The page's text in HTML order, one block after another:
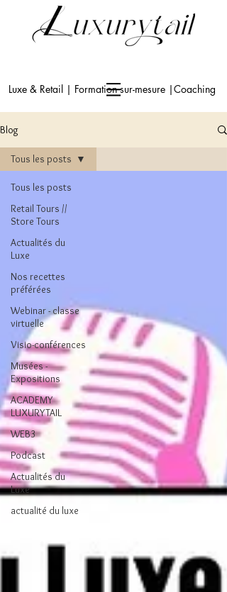
Luxe & Retail | Formation sur-mesure |Coaching
Blog
Tous les posts
Retail Tours //
Store Tours
Actualités du
Luxe
Nos recettes
préférées
Webinar - classe
virtuelle
Visio-conférences
Musées -
Expositions
ACADEMY
LUXURYTAIL
WEB3
Podcast
Actualités du
Luxe
actualité du luxe
Tous les posts